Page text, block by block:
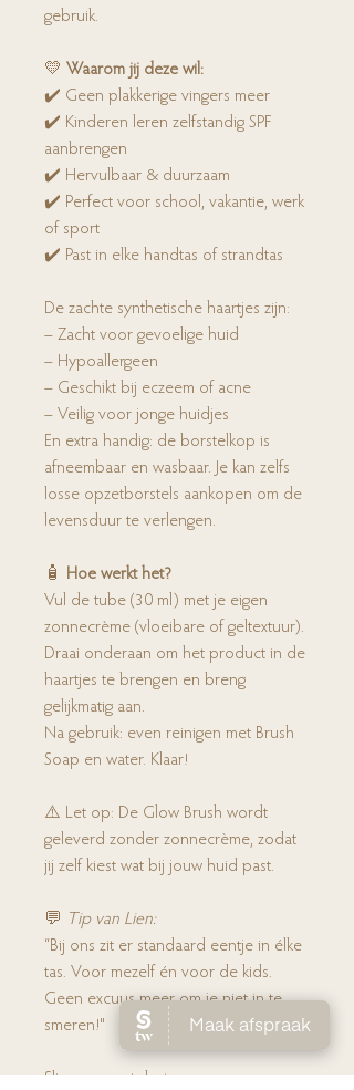
gebruik.
💛 Waarom jij deze wil:
✔️ Geen plakkerige vingers meer
✔️ Kinderen leren zelfstandig SPF
aanbrengen
✔️ Hervulbaar & duurzaam
✔️ Perfect voor school, vakantie, werk
of sport
✔️ Past in elke handtas of strandtas
De zachte synthetische haartjes zijn:
– Zacht voor gevoelige huid
– Hypoallergeen
– Geschikt bij eczeem of acne
– Veilig voor jonge huidjes
En extra handig: de borstelkop is
afneembaar en wasbaar. Je kan zelfs
losse opzetborstels aankopen om de
levensduur te verlengen.
🧴
Hoe werkt het?
Vul de tube (30 ml) met je eigen
zonnecrème (vloeibare of geltextuur).
Draai onderaan om het product in de
haartjes te brengen en breng
gelijkmatig aan.
Na gebruik: even reinigen met Brush
Soap en water. Klaar!
⚠️ Let op: De Glow Brush wordt
geleverd zonder zonnecrème, zodat
jij zelf kiest wat bij jouw huid past.
💬
Tip van Lien:
“Bij ons zit er standaard eentje in élke
tas. Voor mezelf én voor de kids.
Geen excuus meer om je niet in te
smeren!"
Slim smeren is beter smeren.